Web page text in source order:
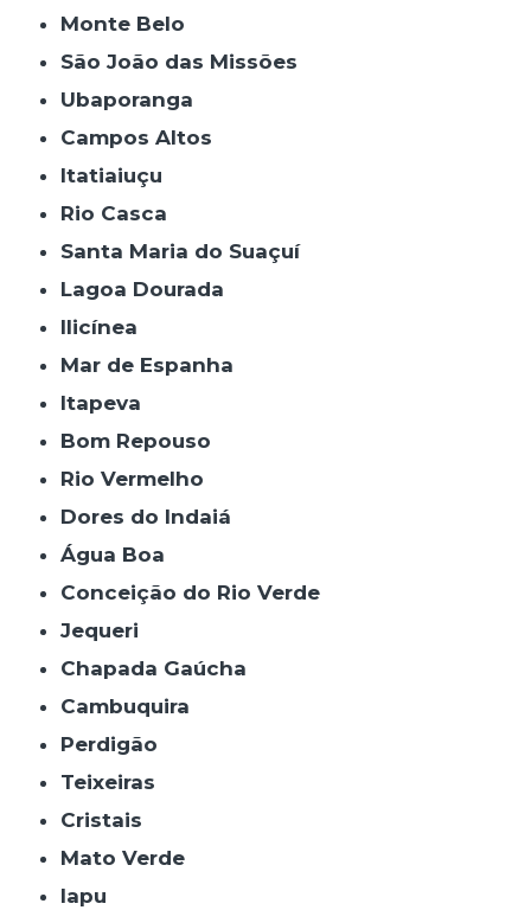
Monte Belo
São João das Missões
Ubaporanga
Campos Altos
Itatiaiuçu
Rio Casca
Santa Maria do Suaçuí
Lagoa Dourada
Ilicínea
Mar de Espanha
Itapeva
Bom Repouso
Rio Vermelho
Dores do Indaiá
Água Boa
Conceição do Rio Verde
Jequeri
Chapada Gaúcha
Cambuquira
Perdigão
Teixeiras
Cristais
Mato Verde
Iapu